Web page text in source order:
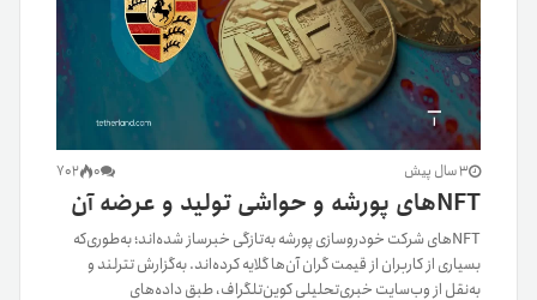
3 سال پیش 0
702
NFTهای پورشه و حواشی تولید و عرضه آن
NFTهای شرکت خودروسازی پورشه به‌تازگی خبر‌ساز شده‌اند؛ به‌طوری‌که
بسیاری از کاربران از قیمت گران آن‌ها گلایه کرده‌اند. به‌گزارش تترلند و
به‌نقل از وب‌سایت خبری‌تحلیلی کوین‌تلگراف، طبق داده‌های